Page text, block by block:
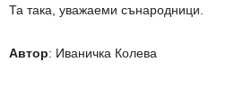
Та така, уважаеми сънародници.
Автор: Иваничка Колева